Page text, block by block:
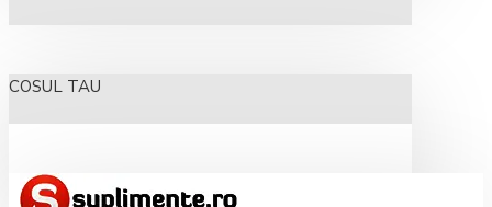
COSUL TAU